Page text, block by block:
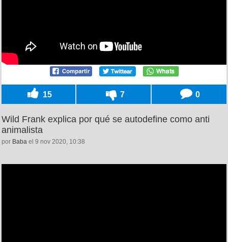
15 7 0
Wild Frank explica por qué se autodefine como anti
animalista
por Baba el 9 nov 2020, 10:38